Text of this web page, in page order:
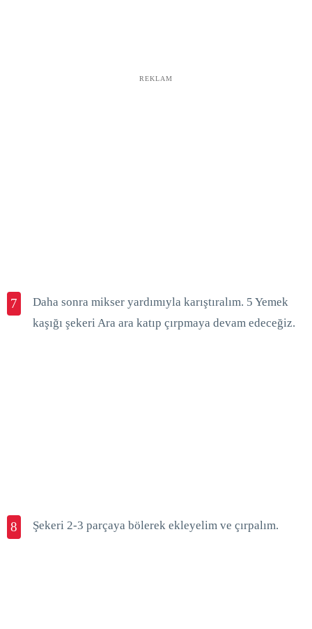
REKLAM
7
Daha sonra mikser yardımıyla karıştıralım. 5 Yemek
kaşığı şekeri Ara ara katıp çırpmaya devam edeceğiz.
8 Şekeri 2-3 parçaya bölerek ekleyelim ve çırpalım.